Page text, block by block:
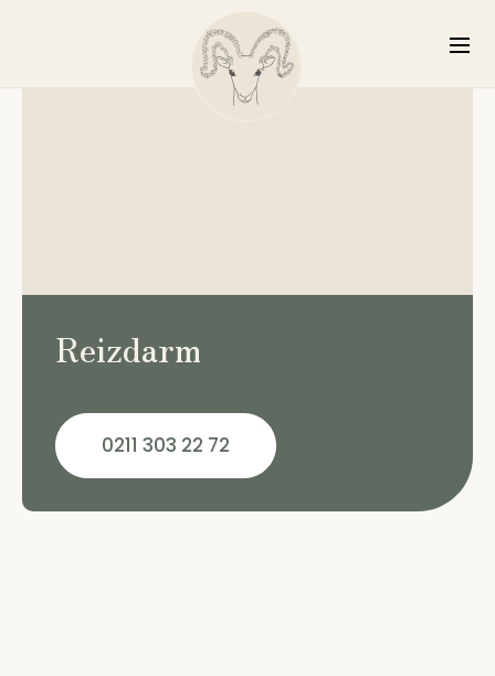
Reizdarm
0211 303 22 72